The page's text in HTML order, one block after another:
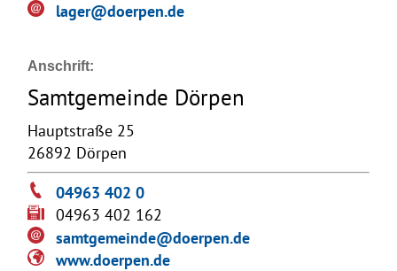
lager@doerpen.de
Anschrift:
Samtgemeinde Dörpen
Hauptstraße 25
26892 Dörpen
04963 402 0
04963 402 162
samtgemeinde@doerpen.de
www.doerpen.de